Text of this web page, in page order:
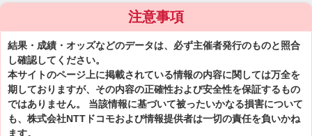
注意事項
結果・成績・オッズなどのデータは、必ず主催者発行のものと照合
し確認してください。
本サイトのページ上に掲載されている情報の内容に関しては万全を
期しておりますが、その内容の正確性および安全性を保証するもの
ではありません。 当該情報に基づいて被ったいかなる損害について
も、株式会社NTTドコモおよび情報提供者は一切の責任を負いかね
ます。